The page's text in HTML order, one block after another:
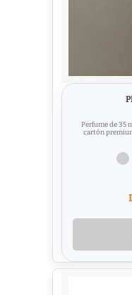
Perfume de 35
cartón